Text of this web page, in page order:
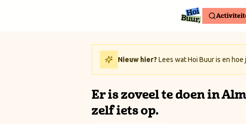
Nieuw hier? Lees wat Hoi Buur is en hoe
Er is zoveel te doen in
zelf iets op.